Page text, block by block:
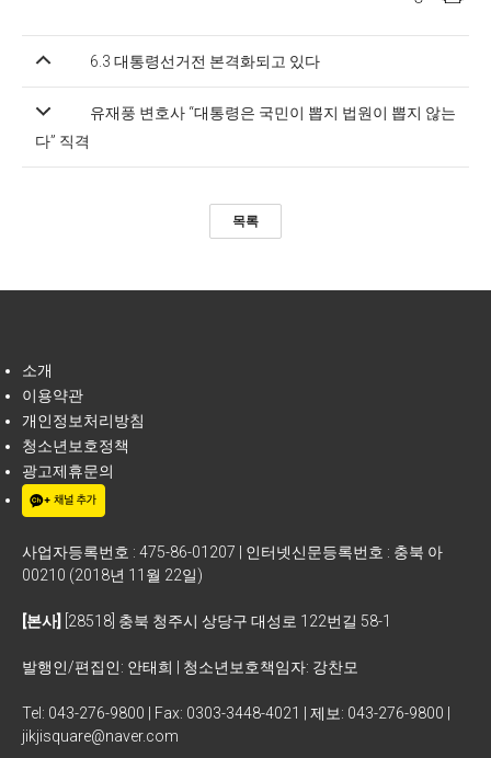
6.3 대통령선거전 본격화되고 있다
유재풍 변호사 “대통령은 국민이 뽑지 법원이 뽑지 않는
다” 직격
목록
소개
이용약관
개인정보처리방침
청소년보호정책
광고제휴문의
사업자등록번호 : 475-86-01207 | 인터넷신문등록번호 : 충북 아
00210 (2018년 11월 22일)
[본사] [28518] 충북 청주시 상당구 대성로 122번길 58-1
발행인/편집인: 안태희 | 청소년보호책임자: 강찬모
Tel: 043-276-9800 | Fax: 0303-3448-4021 | 제보: 043-276-9800 |
jikjisquare@naver.com